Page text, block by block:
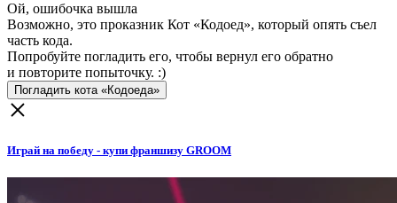
Ой, ошибочка вышла
Возможно, это проказник Кот «Кодоед», который опять съел
часть кода.
Попробуйте погладить его, чтобы вернул его обратно
и повторите попыточку. :)
Погладить кота «Кодоеда»
Играй на победу - купи франшизу GROOM